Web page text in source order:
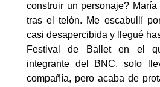
construir un personaje?
tras el telón. Me escabullí
casi desapercibida y llegué
Festival de Ballet en el
integrante del BNC, solo
compañía, pero acaba de